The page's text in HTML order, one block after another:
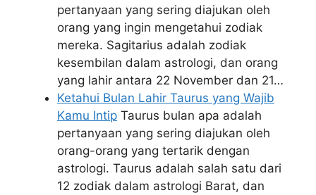
pertanyaan yang sering diajukan oleh
orang yang ingin mengetahui zodiak
mereka. Sagitarius adalah zodiak
kesembilan dalam astrologi, dan orang
yang lahir antara 22 November dan 21…
Ketahui Bulan Lahir Taurus yang Wajib
Kamu Intip Taurus bulan apa adalah
pertanyaan yang sering diajukan oleh
orang-orang yang tertarik dengan
astrologi. Taurus adalah salah satu dari
12 zodiak dalam astrologi Barat, dan